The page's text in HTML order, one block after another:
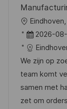
l
i
c
a
c
i
ó
n
U
b
c
a
c
i
F
e
c
h
a
d
2026-
We zijn op
team komt
samen met
zet om